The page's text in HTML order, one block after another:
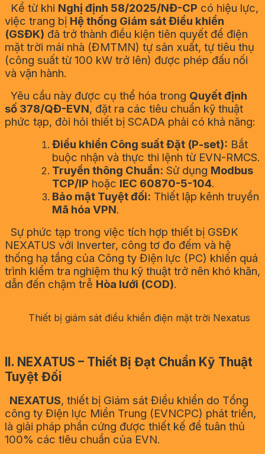
Kể từ khi Nghị định 58/2025/NĐ-CP có hiệu lực,
việc trang bị Hệ thống Giám sát Điều khiển
(GSĐK) đã trở thành điều kiện tiên quyết để điện
mặt trời mái nhà (ĐMTMN) tự sản xuất, tự tiêu thụ
(công suất từ 100 kW trở lên) được phép đấu nối
và vận hành.
Yêu cầu này được cụ thể hóa trong Quyết định
số 378/QĐ-EVN, đặt ra các tiêu chuẩn kỹ thuật
phức tạp, đòi hỏi thiết bị SCADA phải có khả năng:
Điều khiển Công suất Đặt (P-set): Bắt
buộc nhận và thực thi lệnh từ EVN-RMCS.
Truyền thông Chuẩn: Sử dụng Modbus
TCP/IP hoặc IEC 60870-5-104.
Bảo mật Tuyệt đối: Thiết lập kênh truyền
Mã hóa VPN.
Sự phức tạp trong việc tích hợp thiết bị GSĐK
NEXATUS với Inverter, công tơ đo đếm và hệ
thống hạ tầng của Công ty Điện lực (PC) khiến quá
trình kiểm tra nghiệm thu kỹ thuật trở nên khó khăn,
dẫn đến chậm trễ Hòa lưới (COD).
Thiết bị giám sát điều khiển điện mặt trời Nexatus
II. NEXATUS – Thiết Bị Đạt Chuẩn Kỹ Thuật
Tuyệt Đối
NEXATUS, thiết bị Giám sát Điều khiển do Tổng
công ty Điện lực Miền Trung (EVNCPC) phát triển,
là giải pháp phần cứng được thiết kế để tuân thủ
100% các tiêu chuẩn của EVN.